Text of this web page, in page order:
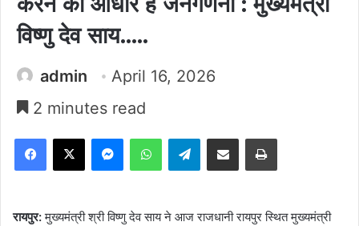
विष्णु देव साय…..
admin
April 16, 2026
2 minutes read
Facebook
X MessengerWhatsAppTelegramShare via Email Print
रायपुर:मुख्यमंत्री श्री विष्णु देव साय ने आज राजधानी रायपुर स्थित मुख्यमंत्री